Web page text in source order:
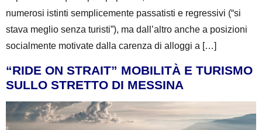
numerosi istinti semplicemente passatisti e regressivi (“si
stava meglio senza turisti”), ma dall’altro anche a posizioni
socialmente motivate dalla carenza di alloggi a […]
“RIDE ON STRAIT” MOBILITÀ E TURISMO
SULLO STRETTO DI MESSINA